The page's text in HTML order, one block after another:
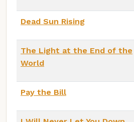
Dead Sun Rising
The Light at the End of the
World
Pay the Bill